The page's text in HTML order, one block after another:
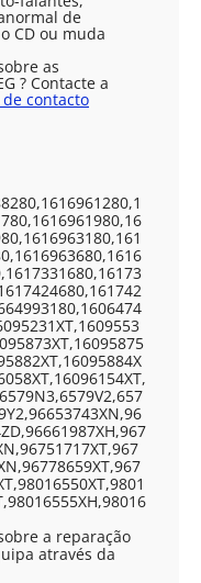
de
CD ou muda
as
? Contacte a
contacto
a reparação
através da